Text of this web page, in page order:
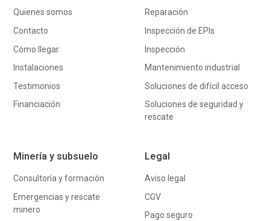
Quienes somos
Contacto
Cómo llegar
Instalaciones
Testimonios
Financiación
Reparación
Inspección de EPIs
Inspección
Mantenimiento industrial
Soluciones de difícil acceso
Soluciones de seguridad y
rescate
Minería y subsuelo
Consultoría y formación
Emergencias y rescate
minero
Legal
Aviso legal
CGV
Pago seguro